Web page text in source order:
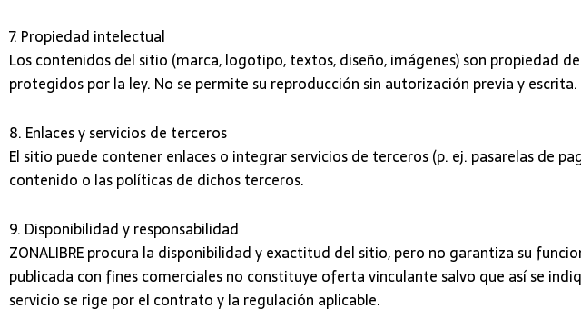
7. Propiedad intelectual
Los contenidos del sitio (marca, logotipo, textos, diseño, imágenes) son propiedad de
protegidos por la ley. No se permite su reproducción sin autorización previa y escrita.
8. Enlaces y servicios de terceros
El sitio puede contener enlaces o integrar servicios de terceros (p. ej. pasarelas de
contenido o las políticas de dichos terceros.
9. Disponibilidad y responsabilidad
ZONALIBRE procura la disponibilidad y exactitud del sitio, pero no garantiza su
publicada con fines comerciales no constituye oferta vinculante salvo que así se
servicio se rige por el contrato y la regulación aplicable.